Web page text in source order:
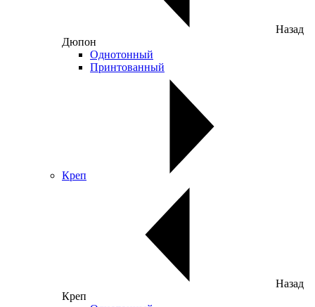
Назад
Дюпон
Однотонный
Принтованный
Креп
Назад
Креп